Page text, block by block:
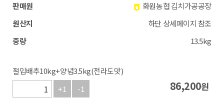
판매원
화원농협 김치가공공장
원산지
하단 상세페이지 참조
중량
13.5kg
절임배추10kg+양념3.5kg(전라도맛)
+1
-1 86,200원